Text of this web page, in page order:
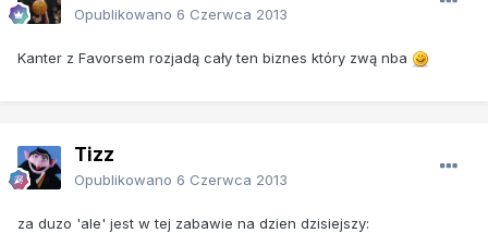
Opublikowano 6 Czerwca 2013
Kanter z Favorsem rozjadą cały ten biznes który zwą nba
Tizz
Opublikowano 6 Czerwca 2013
za duzo 'ale' jest w tej zabawie na dzien dzisiejszy: